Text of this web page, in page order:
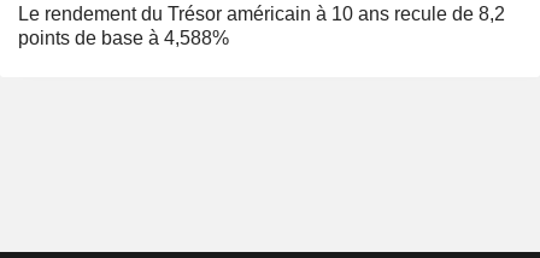
Le rendement du Trésor américain à 10 ans recule de 8,2
points de base à 4,588%